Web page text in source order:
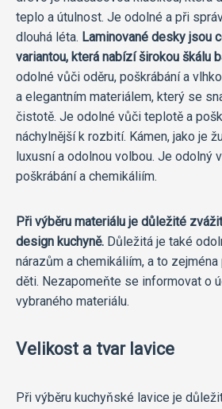
teplo a útulnost. Je odolné a při
dlouhá léta. Laminované desky jsou
variantou, která nabízí širokou škálu
odolné vůči oděru, poškrábání a
a elegantním materiálem, který se
čistotě. Je odolné vůči teplotě a
náchylnější k rozbití. Kámen, jako je
luxusní a odolnou volbou. Je odolný
poškrábání a chemikáliím.
Při výběru materiálu je důležité
design kuchyně. Důležitá je také
nárazům a chemikáliím, a to
děti. Nezapomeňte se informovat o
vybraného materiálu.
Velikost a tvar lavice
Při výběru kuchyňské lavice je